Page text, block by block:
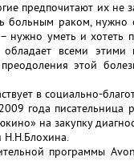
предпочитают их не
больным раком, нужно
нужно уметь и хотеть
всеми этими
этой
в социально-
года писательница
на закупку
Н.Н.Блохина.
программы